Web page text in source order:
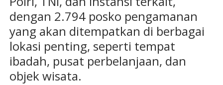
dengan 2.794 posko pengamanan
yang akan ditempatkan di berbagai
lokasi penting, seperti tempat
ibadah, pusat perbelanjaan, dan
objek wisata.